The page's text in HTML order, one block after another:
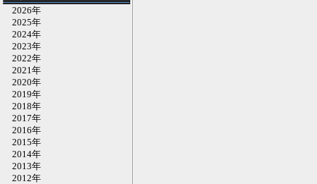
2026年
2025年
2024年
2023年
2022年
2021年
2020年
2019年
2018年
2017年
2016年
2015年
2014年
2013年
2012年